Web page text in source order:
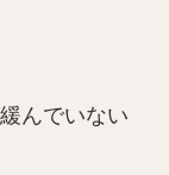
んでいない